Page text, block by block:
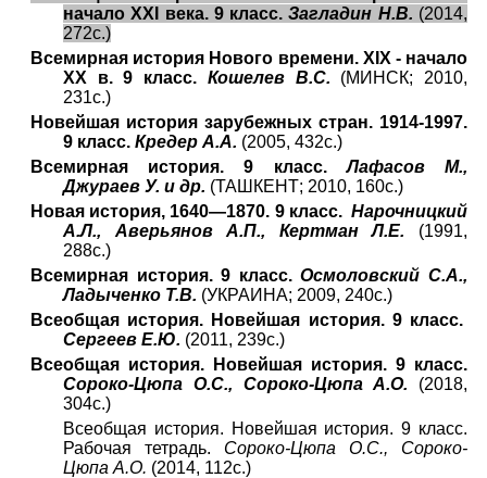
начало XXI века. 9 класс.Загладин Н.В. (2014,
272с.)
Всемирная история Нового времени. XIX - начало
XX в. 9 класс. Кошелев В.С. (МИНСК; 2010,
231с.)
Новейшая история зарубежных стран. 1914-1997.
9 класс. Кредер А.А. (2005, 432с.)
Всемирная история. 9 класс.Лафасов М.,
Джураев У. и др. (ТАШКЕНТ; 2010, 160с.)
Новая история, 1640—1870. 9 класс. Нарочницкий
А.Л., Аверьянов А.П., Кертман Л.Е. (1991,
288с.)
Всемирная история. 9 класс.Осмоловский С.А.,
Ладыченко Т.В. (УКРАИНА; 2009, 240с.)
Всеобщая история. Новейшая история. 9 класс.
Сергеев Е.Ю. (2011, 239с.)
Всеобщая история. Новейшая история. 9 класс.
Сороко-Цюпа О.С., Сороко-Цюпа А.О. (2018,
304c.)
Всеобщая история. Новейшая история. 9 класс.
Рабочая тетрадь. Сороко-Цюпа О.С., Сороко-
Цюпа А.О. (2014, 112c.)